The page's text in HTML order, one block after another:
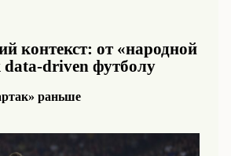
контекст: от «народной
driven футболу
раньше